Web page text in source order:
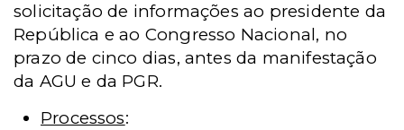
solicitação de informações ao presidente da
República e ao Congresso Nacional, no
prazo de cinco dias, antes da manifestação
da AGU e da PGR.
Processos: